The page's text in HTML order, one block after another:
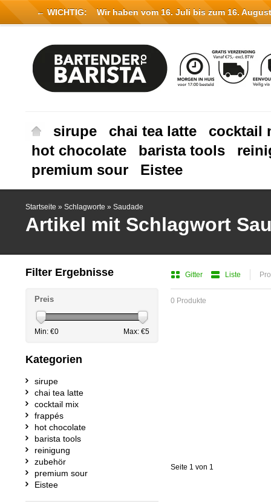
sirupe chai tea latte
cocktail
hot chocolate
barista tools
premium sour
Eistee
Startseite » Schlagworte » Saudade
Artikel mit Schlagwort
Gitter Liste
0 Produkte
Seite 1 von 1
Filter Ergebnisse
Preis
Min: €0 Max: €5
Kategorien
sirupe
chai tea latte
cocktail mix
frappés
hot chocolate
barista tools
reinigung
zubehör
premium sour
Eistee
← WICHTIG: Wir haben vom 16. Juli bis zum 16.